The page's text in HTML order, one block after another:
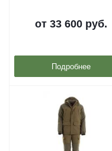
от 33 600 руб.
Подробнее